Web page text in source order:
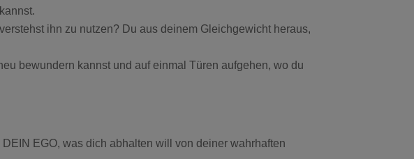
ihn zu nutzen? Du aus deinem Gleichgewicht heraus,
bewundern kannst und auf einmal Türen aufgehen, wo du
EGO, was dich abhalten will von deiner wahrhaften